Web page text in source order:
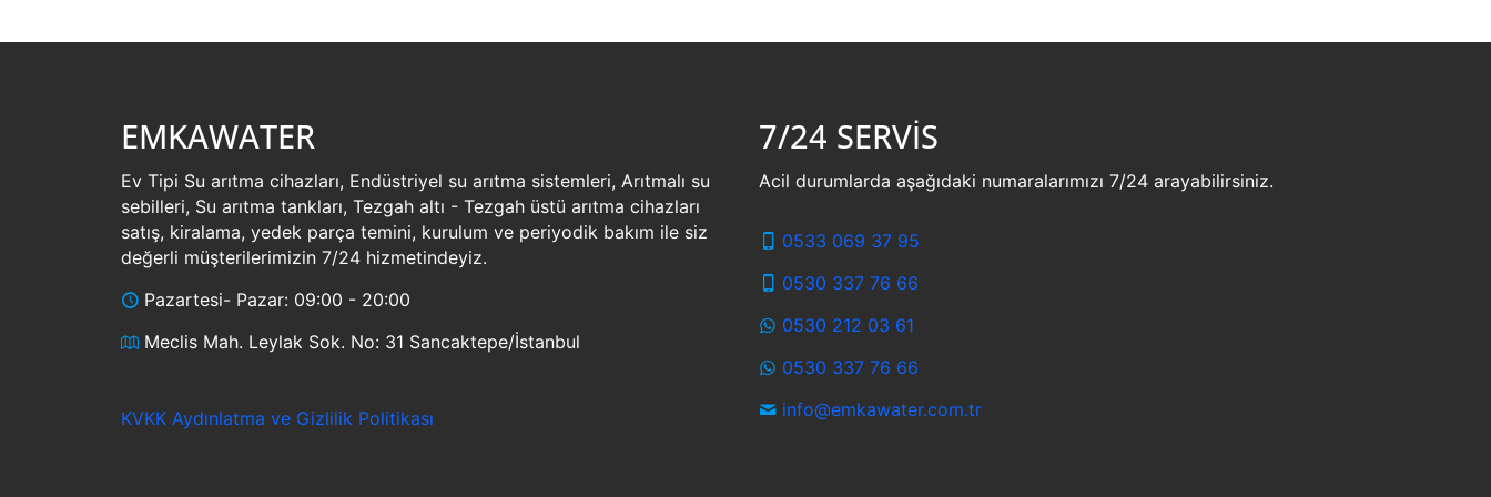
EMKAWATER
Ev Tipi Su arıtma cihazları, Endüstriyel su arıtma sistemleri, Arıtmalı su
sebilleri, Su arıtma tankları, Tezgah altı - Tezgah üstü arıtma cihazları
satış, kiralama, yedek parça temini, kurulum ve periyodik bakım ile siz
değerli müşterilerimizin 7/24 hizmetindeyiz.
Pazartesi- Pazar: 09:00 - 20:00
Meclis Mah. Leylak Sok. No: 31 Sancaktepe/İstanbul
KVKK Aydınlatma ve Gizlilik Politikası
7/24 SERVİS
Acil durumlarda aşağıdaki numaralarımızı 7/24 arayabilirsiniz.
0533 069 37 95
0530 337 76 66
0530 212 03 61
0530 337 76 66
info@emkawater.com.tr